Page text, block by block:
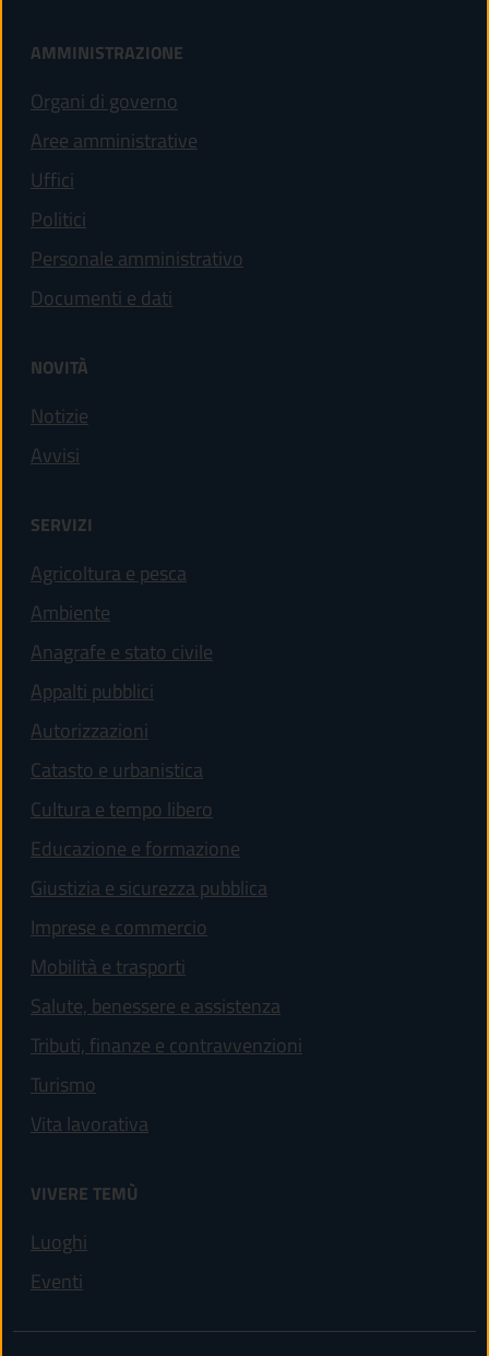
AMMINISTRAZIONE
Organi di governo
Aree amministrative
Uffici
Politici
Personale amministrativo
Documenti e dati
NOVITÀ
Notizie
Avvisi
SERVIZI
Agricoltura e pesca
Ambiente
Anagrafe e stato civile
Appalti pubblici
Autorizzazioni
Catasto e urbanistica
Cultura e tempo libero
Educazione e formazione
Giustizia e sicurezza pubblica
Imprese e commercio
Mobilità e trasporti
Salute, benessere e assistenza
Tributi, finanze e contravvenzioni
Turismo
Vita lavorativa
VIVERE TEMÙ
Luoghi
Eventi